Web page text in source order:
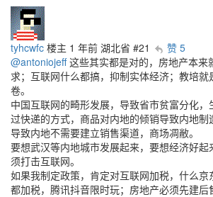
tyhcwfc 楼主 1 年前 湖北省 #21
赞 5
@antoniojeff这些其实都是对的，房地产本来
求；互联网什么都搞，抑制实体经济；教培就
卷。
中国互联网的畸形发展，导致省市贫富分化，
过快递的方式，商品对内地的倾销导致内地
导致内地不需要建立销售渠道，商场凋敝。
要想武汉等内地城市发展起来，要想经济好
须打击互联网。
如果我制定政策，肯定对互联网加税，什么京
都加税，腾讯抖音限时玩；房地产必须先建后